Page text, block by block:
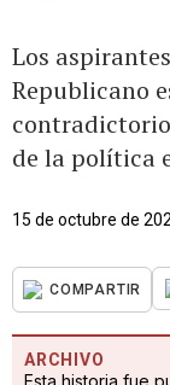
Los
Republicano
de la política
15 de octubre de
COMPARTIR
ARCHIVO